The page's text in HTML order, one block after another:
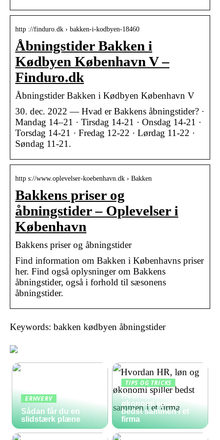
http ://finduro.dk › bakken-i-kodbyen-18460
Åbningstider Bakken i
Kødbyen København V –
Finduro.dk
Åbningstider Bakken i Kødbyen København V
30. dec. 2022 — Hvad er Bakkens åbningstider? ·
Mandag 14–21 · Tirsdag 14-21 · Onsdag 14-21 ·
Torsdag 14-21 · Fredag 12-22 · Lørdag 11-22 ·
Søndag 11-21.
http s://www.oplevelser-koebenhavn.dk › Bakken
Bakkens priser og
åbningstider – Oplevelser i
København
Bakkens priser og åbningstider
Find information om Bakken i Københavns priser
her. Find også oplysninger om Bakkens
åbningstider, også i forhold til sæsonens
åbningstider.
Keywords: bakken kødbyen åbningstider
ERHVERV
Sådan får du en
slidstærk plæne
TIPS OG TRICKS
Hvordan HR, løn og
økonomi spiller
bedst sammen i et
firma